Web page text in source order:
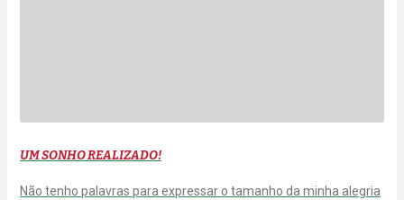
UM SONHO REALIZADO!
Não tenho palavras para expressar o tamanho da minha alegria